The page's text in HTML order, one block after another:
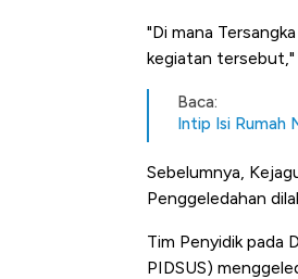
"Di mana
kegiatan tersebut,"
Baca:
Intip Isi Rumah
Sebelumnya,
Penggeledahan
Tim Penyidik pada
PIDSUS)